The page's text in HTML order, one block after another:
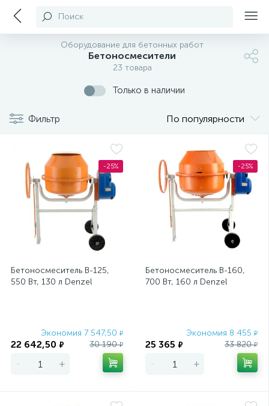
Поиск
Оборудование для бетонных работ
Бетоносмесители
23 товара
Только в наличии
Фильтр По популярности
-25%
Бетоносмеситель B-125,
550 Вт, 130 л Denzel
Экономия 7 547,50 ₽
22 642,50 ₽ 30 190₽
- +
-25%
Бетоносмеситель B-160,
700 Вт, 160 л Denzel
Экономия 8 455 ₽
25 365 ₽ 33 820₽
- +